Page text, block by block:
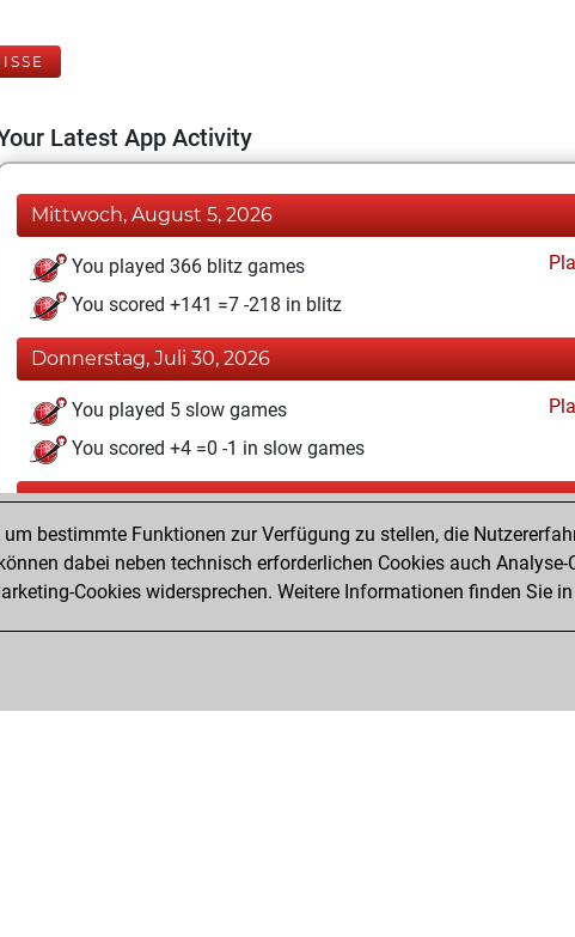
Latest App Activity
Mittwoch, August 5, 2026
You played 366 blitz games
You scored +141 =7 -218 in blitz
Donnerstag, Juli 30, 2026
You played 5 slow games
You scored +4 =0 -1 in slow games
Samstag, Juni 6, 2026
You played 29 bullet games
You scored +0 =0 -29 in bullet
bestimmte Funktionen zur Verfügung zu stellen, die
dabei neben technisch erforderlichen Cookies auch
Cookies widersprechen. Weitere Informationen finden Sie